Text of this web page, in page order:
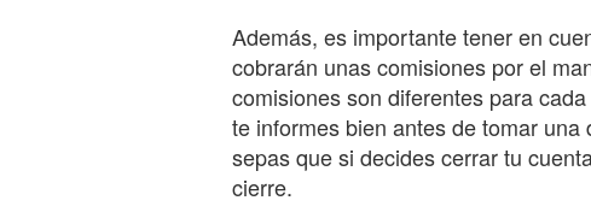
Además, es importante tener en
cobrarán unas comisiones por el
comisiones son diferentes para
te informes bien antes de tomar
sepas que si decides cerrar tu
cierre.